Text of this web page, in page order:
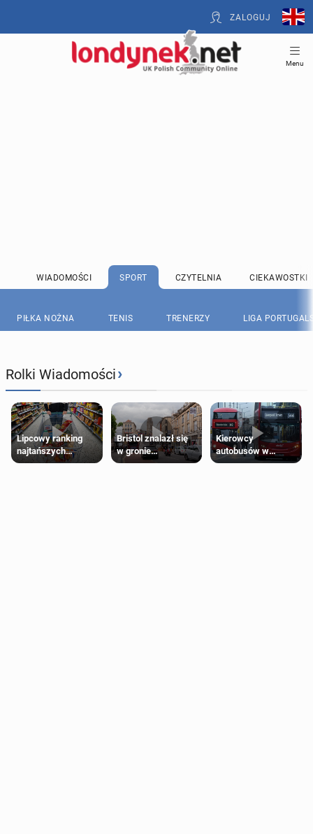
ZALOGUJ
Menu
WIADOMOŚCI SPORT CZYTELNIA CIEKAWOSTKI
PIŁKA NOŻNA TENIS TRENERZY LIGA
Rolki Wiadomości›
Lipcowy ranking
najtańszych
supermarketów
Bristol znalazł się
w gronie
najlepszych
Kierowcy
autobusów w
Londynie